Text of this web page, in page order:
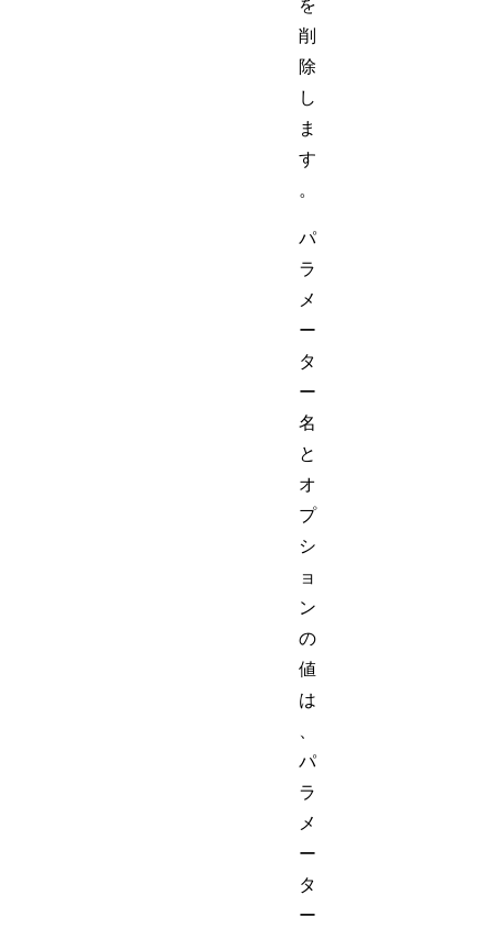
を
削
除
し
ま
す
。
パ
ラ
メ
ー
タ
ー
名
と
オ
プ
シ
ョ
ン
の
値
は
、
パ
ラ
メ
ー
タ
ー